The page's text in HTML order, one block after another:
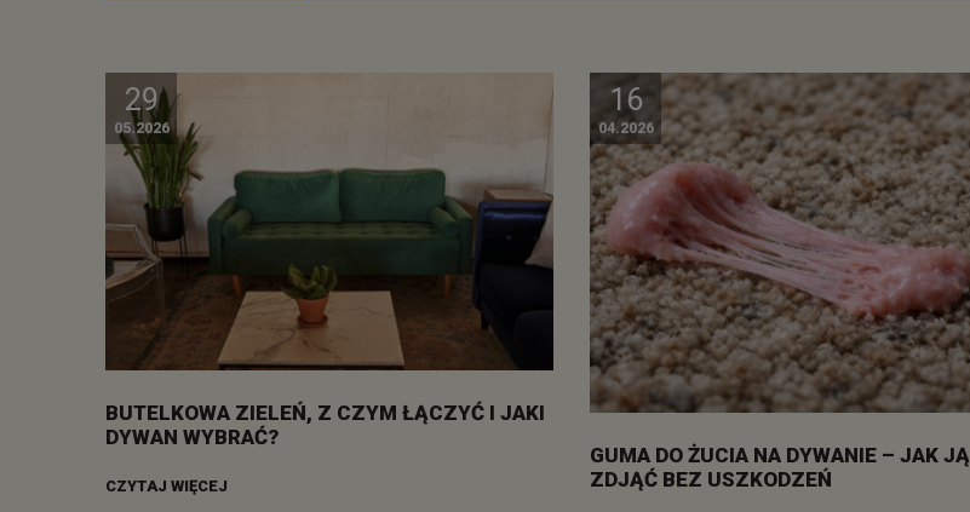
29
05.2026
BUTELKOWA ZIELEŃ, Z CZYM ŁĄCZYĆ I JAKI
DYWAN WYBRAĆ?
CZYTAJ WIĘCEJ
16
04.2026
GUMA DO ŻUCIA NA DYWANIE – JAK JĄ
ZDJĄĆ BEZ USZKODZEŃ